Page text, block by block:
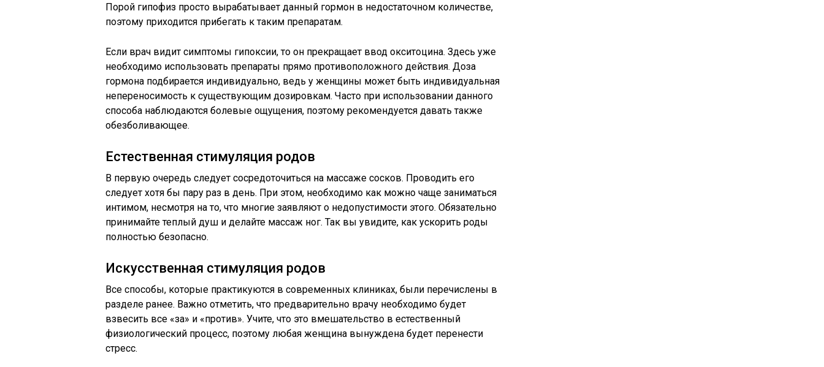
Порой гипофиз просто вырабатывает данный гормон в недостаточном количестве,
поэтому приходится прибегать к таким препаратам.
Если врач видит симптомы гипоксии, то он прекращает ввод окситоцина. Здесь уже
необходимо использовать препараты прямо противоположного действия. Доза
гормона подбирается индивидуально, ведь у женщины может быть индивидуальная
непереносимость к существующим дозировкам. Часто при использовании данного
способа наблюдаются болевые ощущения, поэтому рекомендуется давать также
обезболивающее.
Естественная стимуляция родов
В первую очередь следует сосредоточиться на массаже сосков. Проводить его
следует хотя бы пару раз в день. При этом, необходимо как можно чаще заниматься
интимом, несмотря на то, что многие заявляют о недопустимости этого. Обязательно
принимайте теплый душ и делайте массаж ног. Так вы увидите, как ускорить роды
полностью безопасно.
Искусственная стимуляция родов
Все способы, которые практикуются в современных клиниках, были перечислены в
разделе ранее. Важно отметить, что предварительно врачу необходимо будет
взвесить все «за» и «против». Учите, что это вмешательство в естественный
физиологический процесс, поэтому любая женщина вынуждена будет перенести
стресс.